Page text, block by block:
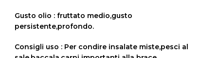
Gusto olio : fruttato medio,gusto
persistente,profondo.
Consigli uso : Per condire insalate miste,pesci al